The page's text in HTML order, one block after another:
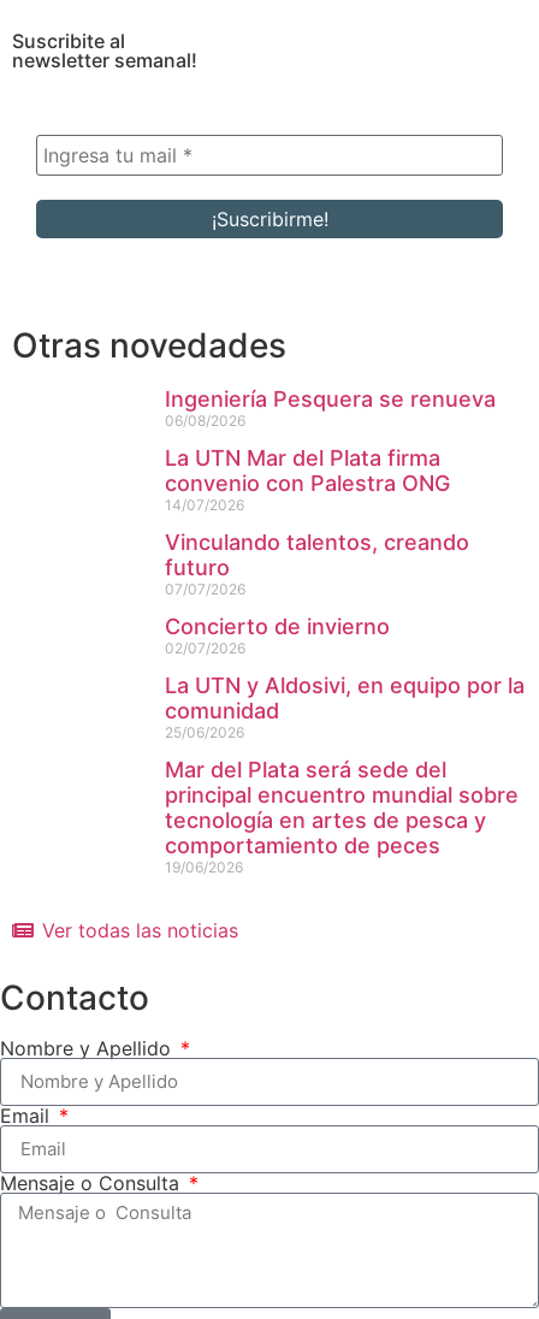
Suscribite al
newsletter semanal!
Otras novedades
Ingeniería Pesquera se renueva
06/08/2026
La UTN Mar del Plata firma
convenio con Palestra ONG
14/07/2026
Vinculando talentos, creando
futuro
07/07/2026
Concierto de invierno
02/07/2026
La UTN y Aldosivi, en equipo por la
comunidad
25/06/2026
Mar del Plata será sede del
principal encuentro mundial sobre
tecnología en artes de pesca y
comportamiento de peces
19/06/2026
Ver todas las noticias
Contacto
Nombre y Apellido
Email
Mensaje o Consulta